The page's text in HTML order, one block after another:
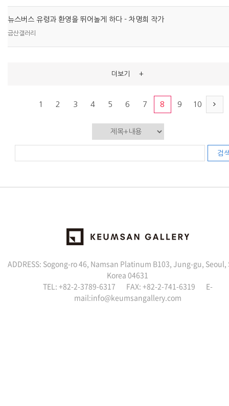
뉴스버스 유령과 환영을 뛰어놀게 하다 - 차명희 작가
금산갤러리
더보기 +
1 2 3 4 5 6 7 8 9 10
검
ADDRESS: Sogong-ro 46, Namsan Platinum B103, Jung-gu, Seoul,
Korea 04631
TEL: +82-2-3789-6317 FAX: +82-2-741-6319 E-
mail:info@keumsangallery.com